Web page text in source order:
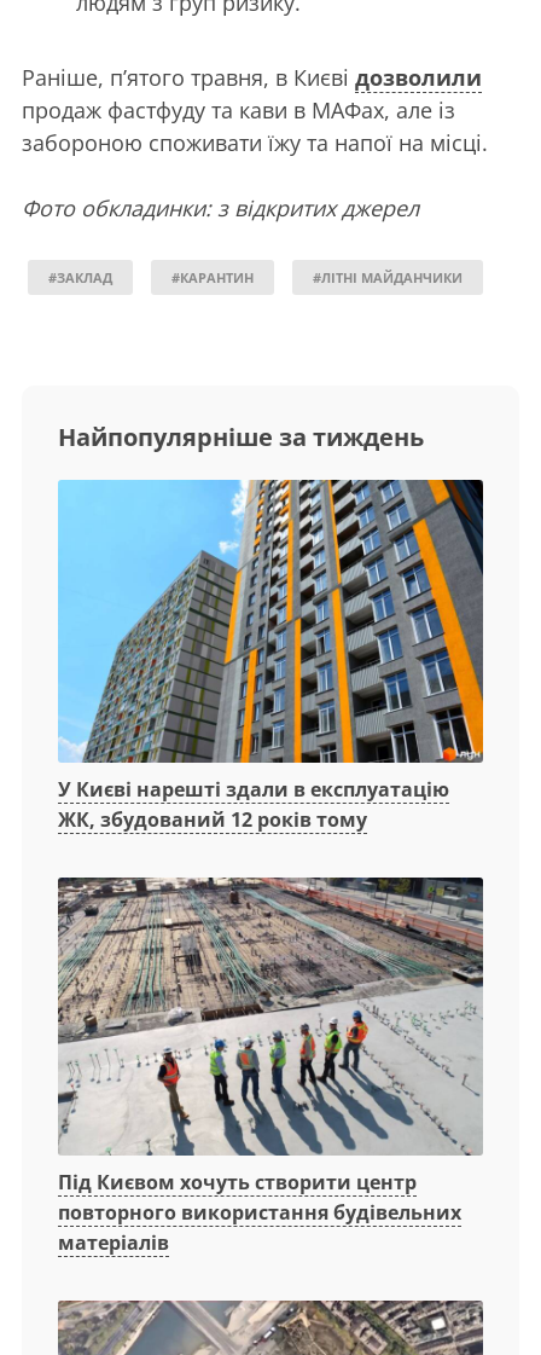
Раніше, п’ятого травня, в Києві дозволили
продаж фастфуду та кави в МАФах, але із
забороною споживати їжу та напої на місці.
Фото обкладинки: з відкритих джерел
#ЗАКЛАД #КАРАНТИН #ЛІТНІ МАЙДАНЧИКИ
Найпопулярніше за тиждень
У Києві нарешті здали в експлуатацію
ЖК, збудований 12 років тому
Під Києвом хочуть створити центр
повторного використання будівельних
матеріалів